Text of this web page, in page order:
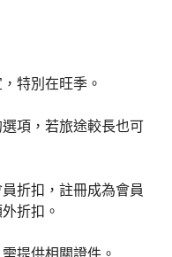
特別在旺季。
項，若旅途較長也可
折扣，註冊成為會員
折扣。